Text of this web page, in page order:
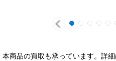
本商品の買取も承っています。詳